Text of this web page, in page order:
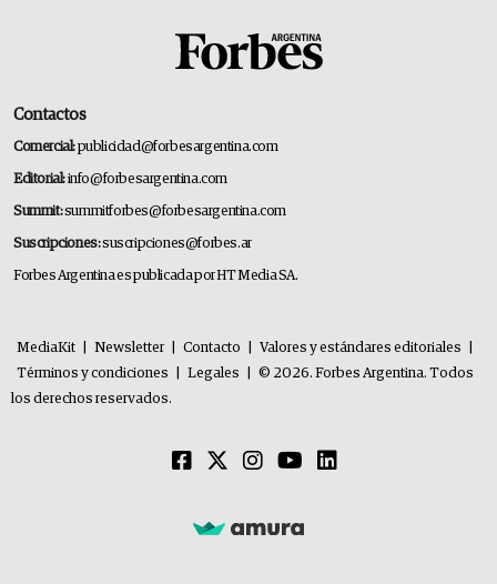
Contactos
Comercial:publicidad@forbesargentina.com
Editorial:info@forbesargentina.com
Summit:summitforbes@forbesargentina.com
Suscripciones:suscripciones@forbes.ar
Forbes Argentina es publicada por HT Media SA.
MediaKit Newsletter Contacto Valores y estándares editoriales
Términos y condiciones
Legales
© 2026. Forbes Argentina. Todos
los derechos reservados.